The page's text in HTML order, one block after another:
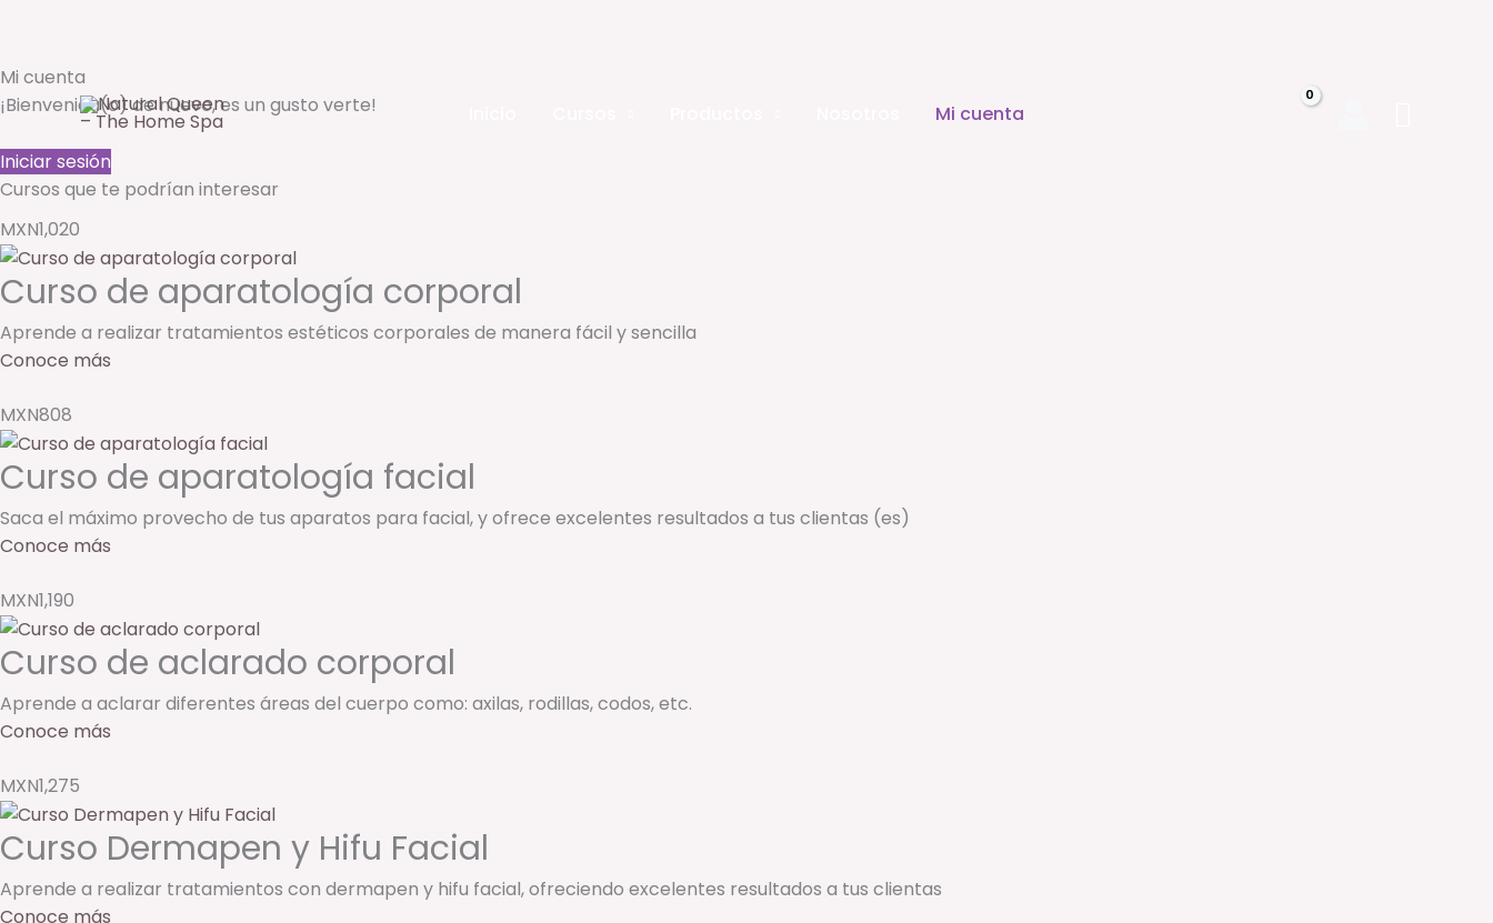
Ir
al
Mi cuenta
Mi cuenta
¡Bienvenida(o) de nuevo, es un gusto verte!
Iniciar sesión
Cursos que te podrían interesar
MXN1,020
Curso de aparatología corporal
Aprende a realizar tratamientos estéticos corporales de manera fácil y sencilla
Conoce más
MXN808
Curso de aparatología facial
Saca el máximo provecho de tus aparatos para facial, y ofrece excelentes resultados a tus clientas (es)
Conoce más
MXN1,190
Curso de aclarado corporal
Aprende a aclarar diferentes áreas del cuerpo como: axilas, rodillas, codos, etc.
Conoce más
MXN1,275
Curso Dermapen y Hifu Facial
Aprende a realizar tratamientos con dermapen y hifu facial, ofreciendo excelentes resultados a tus clientas
Conoce más